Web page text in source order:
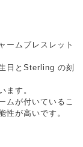
ームブレスレット
日とSterling の刻
ます。
ムが付いているこ
性が高いです。